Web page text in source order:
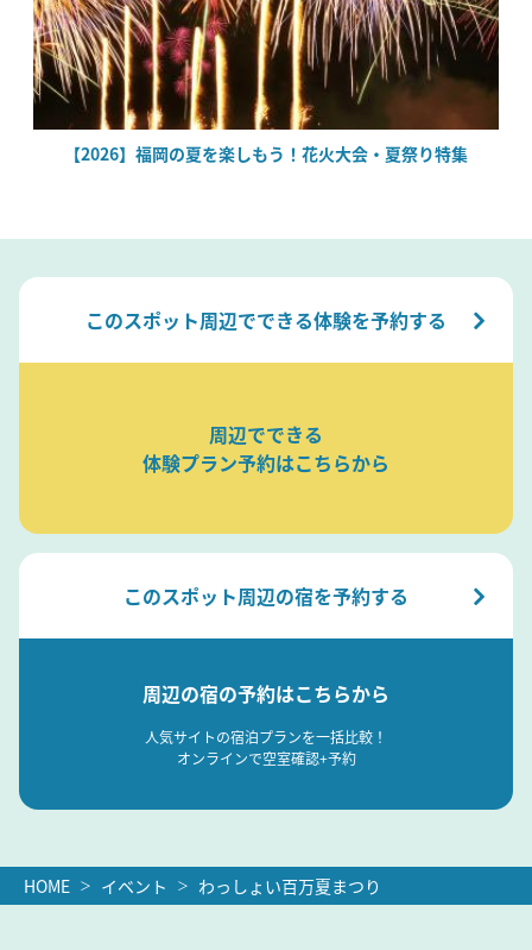
【2026】福岡の夏を楽しもう！花火大会・夏祭り特集
このスポット周辺でできる体験を予約する
周辺でできる
体験プラン予約はこちらから
このスポット周辺の宿を予約する
周辺の宿の予約はこちらから
人気サイトの宿泊プランを一括比較！
オンラインで空室確認+予約
HOME イベント わっしょい百万夏まつり